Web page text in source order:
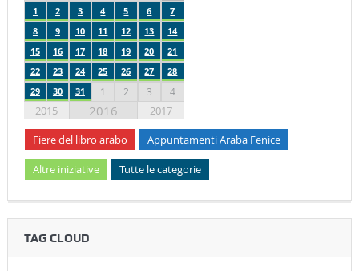
1 2 3 4 5 6
7
8
9 10 11 12 13
14
15
16 17 18 19 20
21
22
23 24 25 26 27
28
29
30 31 1 2 3 4
2015 2016
2017
Fiere del libro arabo
Appuntamenti Araba Fenice
Altre iniziative Tutte le categorie
TAG CLOUD